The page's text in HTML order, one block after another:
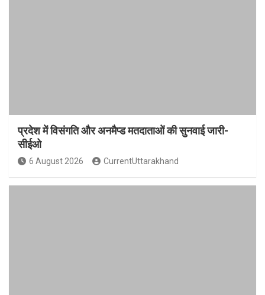
प्रदेश में विसंगति और अनमैप्ड मतदाताओं की सुनवाई जारी-
सीईओ
6 August 2026 CurrentUttarakhand